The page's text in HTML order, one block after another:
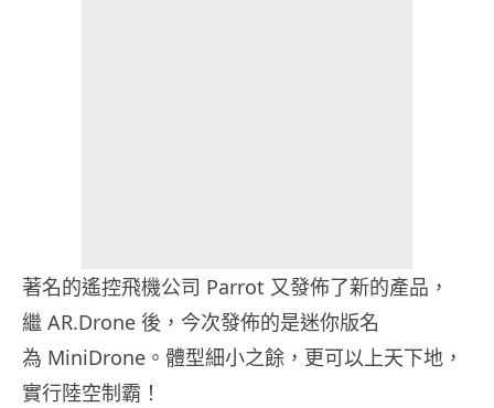
著名的遙控飛機公司 Parrot 又發佈了新的產品，
繼 AR.Drone 後，今次發佈的是迷你版名
為 MiniDrone。體型細小之餘，更可以上天下地，
實行陸空制霸！